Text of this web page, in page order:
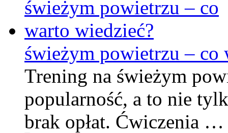
świeżym powietrzu – co
Trening na świeżym
popularność, a to nie
brak opłat. Ćwiczenia …